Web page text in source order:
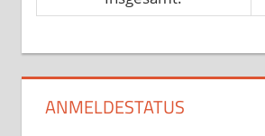
ANMELDESTATUS